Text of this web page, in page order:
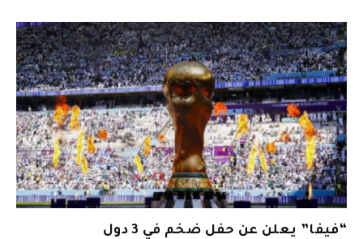
“فيفا” يعلن عن حفل ضخم في 3 دول